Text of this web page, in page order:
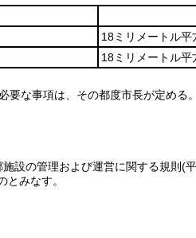
18ミリメートル平
18ミリメートル平
な事項は、その都度市長が定める。
設の管理および運営に関する規則 (
みなす。